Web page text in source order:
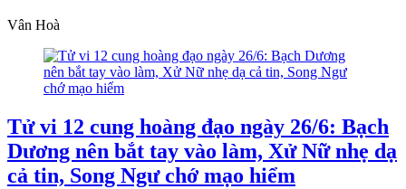
Vân Hoà
Tử vi 12 cung hoàng đạo ngày 26/6: Bạch
Dương nên bắt tay vào làm, Xử Nữ nhẹ dạ
cả tin, Song Ngư chớ mạo hiểm